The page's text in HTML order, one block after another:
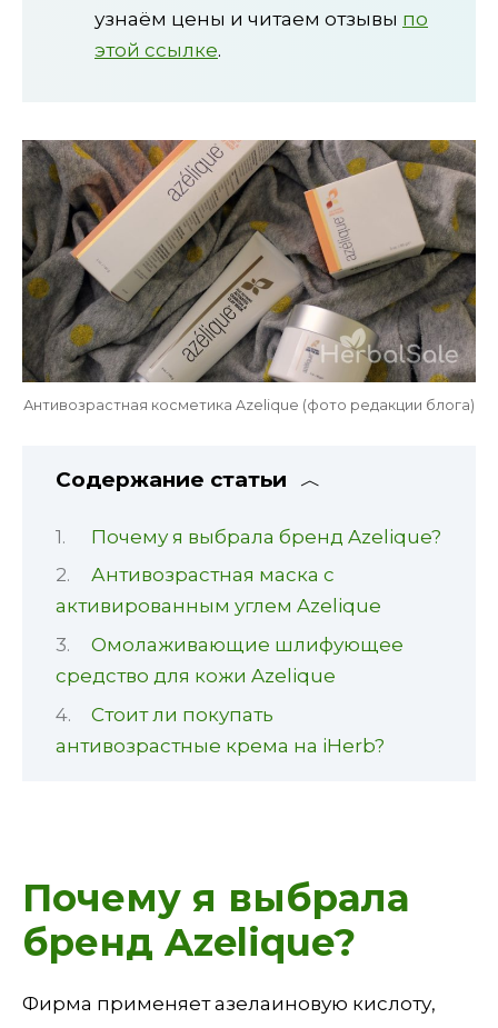
узнаём цены и читаем отзывы по
этой ссылке.
Антивозрастная косметика Azelique (фото редакции блога)
Содержание статьи
Почему я выбрала бренд Azelique?
Антивозрастная маска с
активированным углем Azelique
Омолаживающие шлифующее
средство для кожи Azelique
Стоит ли покупать
антивозрастные крема на iHerb?
Почему я выбрала
бренд Azelique?
Фирма применяет азелаиновую кислоту,